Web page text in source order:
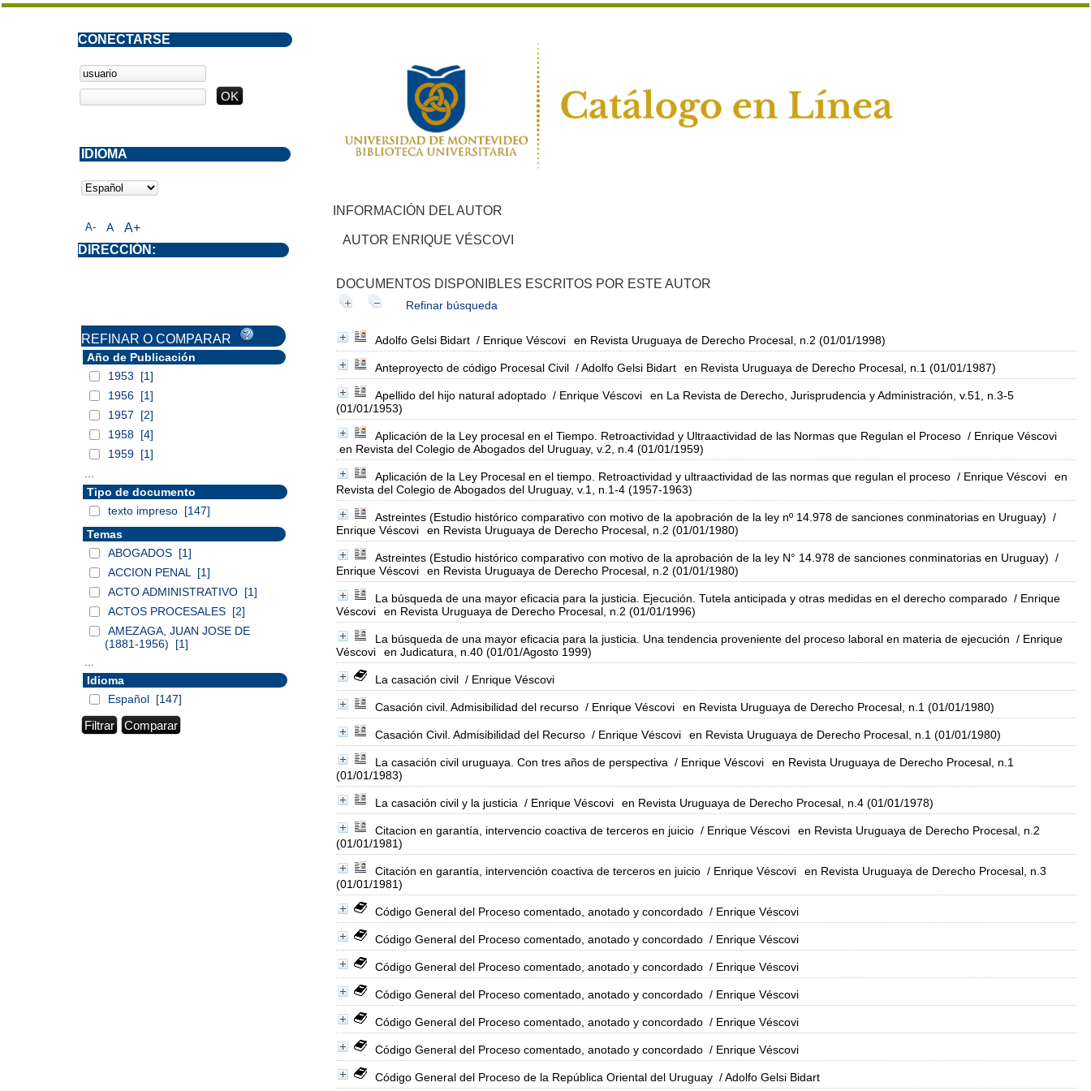
INFORMACIÓN DEL AUTOR
AUTOR ENRIQUE VÉSCOVI
DOCUMENTOS DISPONIBLES ESCRITOS POR ESTE AUTOR
Refinar búsqueda
Adolfo Gelsi Bidart / Enrique Véscovi en Revista Uruguaya de Derecho Procesal, n.2 (01/01/1998)
Anteproyecto de código Procesal Civil / Adolfo Gelsi Bidart en Revista Uruguaya de Derecho Procesal, n.1 (01/01/1987)
Apellido del hijo natural adoptado / Enrique Véscovi
en La Revista de Derecho, Jurisprudencia y Administración, v.51, n.3-5
(01/01/1953)
Aplicación de la Ley procesal en el Tiempo. Retroactividad y Ultraactividad de las Normas que Regulan el Proceso / Enrique Véscovi
en Revista del Colegio de Abogados del Uruguay, v.2, n.4 (01/01/1959)
Aplicación de la Ley Procesal en el tiempo. Retroactividad y ultraactividad de las normas que regulan el proceso / Enrique Véscovi
en
Revista del Colegio de Abogados del Uruguay, v.1, n.1-4 (1957-1963)
Astreintes (Estudio histórico comparativo con motivo de la apobración de la ley nº 14.978 de sanciones conminatorias en Uruguay) /
Enrique Véscovi
en Revista Uruguaya de Derecho Procesal, n.2 (01/01/1980)
Astreintes (Estudio histórico comparativo con motivo de la aprobación de la ley N° 14.978 de sanciones conminatorias en Uruguay) /
Enrique Véscovi
en Revista Uruguaya de Derecho Procesal, n.2 (01/01/1980)
La búsqueda de una mayor eficacia para la justicia. Ejecución. Tutela anticipada y otras medidas en el derecho comparado / Enrique
Véscovi
en Revista Uruguaya de Derecho Procesal, n.2 (01/01/1996)
La búsqueda de una mayor eficacia para la justicia. Una tendencia proveniente del proceso laboral en materia de ejecución / Enrique
Véscovi
en Judicatura, n.40 (01/01/Agosto 1999)
La casación civil / Enrique Véscovi
Casación civil. Admisibilidad del recurso / Enrique Véscovi en Revista Uruguaya de Derecho Procesal, n.1 (01/01/1980)
Casación Civil. Admisibilidad del Recurso / Enrique Véscovi en Revista Uruguaya de Derecho Procesal, n.1 (01/01/1980)
La casación civil uruguaya. Con tres años de perspectiva / Enrique Véscovi
en Revista Uruguaya de Derecho Procesal, n.1
(01/01/1983)
La casación civil y la justicia / Enrique Véscovi en Revista Uruguaya de Derecho Procesal, n.4 (01/01/1978)
Citacion en garantía, intervencio coactiva de terceros en juicio / Enrique Véscovi
en Revista Uruguaya de Derecho Procesal, n.2
(01/01/1981)
Citación en garantía, intervención coactiva de terceros en juicio / Enrique Véscovi
en Revista Uruguaya de Derecho Procesal, n.3
(01/01/1981)
Código General del Proceso comentado, anotado y concordado / Enrique Véscovi
Código General del Proceso comentado, anotado y concordado / Enrique Véscovi
Código General del Proceso comentado, anotado y concordado / Enrique Véscovi
Código General del Proceso comentado, anotado y concordado / Enrique Véscovi
Código General del Proceso comentado, anotado y concordado / Enrique Véscovi
Código General del Proceso comentado, anotado y concordado / Enrique Véscovi
Código General del Proceso de la República Oriental del Uruguay / Adolfo Gelsi Bidart
A- A A+
CONECTARSE
DIRECCIÓN:
IDIOMA
REFINAR O COMPARAR
Año de Publicación
1953
[1]
1956 [1]
1957
[2]
1958 [4]
1959 [1]
Tipo de documento
texto impreso [147]
Temas
ABOGADOS [1]
ACCION PENAL
[1]
ACTO ADMINISTRATIVO [1]
ACTOS PROCESALES [2]
AMEZAGA, JUAN JOSE DE
(1881-1956)
[1]
Idioma
Español [147]